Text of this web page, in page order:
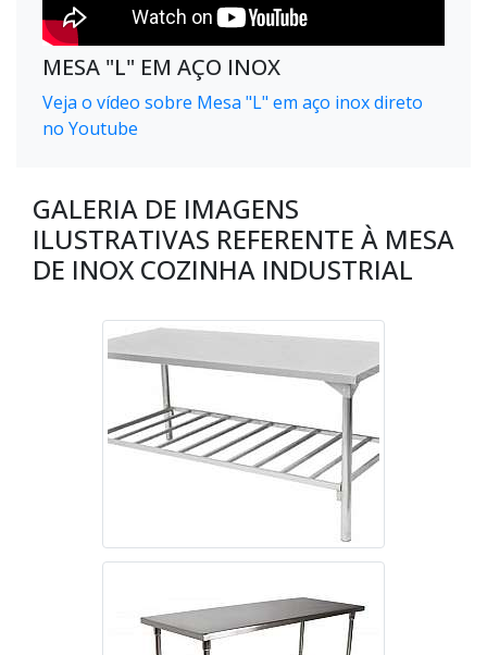
MESA "L" EM AÇO INOX
Veja o vídeo sobre Mesa "L" em aço inox direto
no Youtube
GALERIA DE IMAGENS
ILUSTRATIVAS REFERENTE À MESA
DE INOX COZINHA INDUSTRIAL